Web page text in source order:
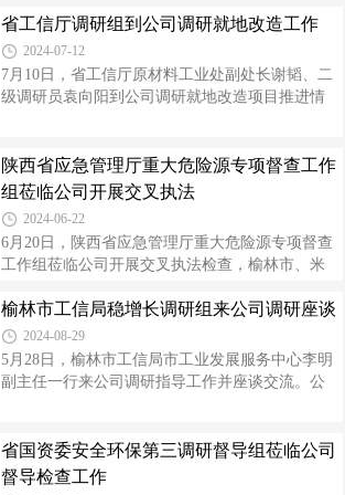
全面细致的检查。随后查阅了公司安全管理制
度、安全现状评价报告等档案资料，并就检查过
程中发现的问题进行了交流反馈。公司将结合
记、董事长高万升，副总经理高利平、纪委书记
魏斌及安全、环保、生产、技术等各专业人员陪
同。高万升从企业基本情况、学习贯彻落实习近
平总书记关于安全生产重要指示批示精神、安全
常管理及自查情况、就地改造工作情况、防汛度
汛等工作的开展情况及具体举措做了详细汇报。
随行专家分组先后深入烧碱分厂、聚氯乙烯
省工信厅调研组到公司调研就地改造工作
2024-07-12
7月10日，省工信厅原材料工业处副处长谢韬、二
级调研员袁向阳到公司调研就地改造项目推进情
经理高利平，县工贸局、园区管委会及公司相关
部门负责人参加座谈。调研组一行首先深入现
现场实施进展和外部防护距离等情况，并说明了
本次调研目的，表示各级政府部门将全力支持推
进就地改造项目，企业要不打折扣、合力攻坚，
抓好各项任务落实。座谈会上，高万升汇报了就
地改造项目手续办理、项目设计、设备招标及
陕西省应急管理厅重大危险源专项督查工作
组莅临公司开展交叉执法
2024-06-22
6月20日，陕西省应急管理厅重大危险源专项督查
工作组莅临公司开展交叉执法检查，榆林市、米
利平及相关部门分厂人员陪同。会上，高利平从
企业基本情况、重大危险源管控、包保责任制落
实、就地改造等方面介绍了重大危险源的安全管
控情况。检查组一行先后深入液氯中间储罐区、
措施和应急保障措施的落实情况进行了全面细致
的检查，查阅了公司安全管理制度、特殊作业票
证管理、包保责任人履职记录、操作规程及
榆林市工信局稳增长调研组来公司调研座谈
2024-08-29
5月28日，榆林市工信局市工业发展服务中心李明
副主任一行来公司调研指导工作并座谈交流。公
安全环保、稳增长措施效果、就地改造进展以及
现阶段企业面临的困难等情况进行汇报。调研组
省国资委安全环保第三调研督导组莅临公司
督导检查工作